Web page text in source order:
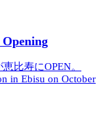
比寿にOPEN。
in Ebisu on October